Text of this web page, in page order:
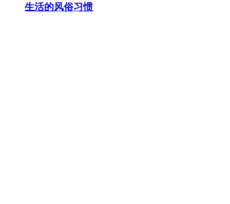
生活的风俗习惯